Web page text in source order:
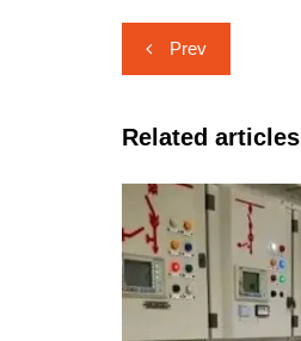
Post
navigation
Prev
Related articles